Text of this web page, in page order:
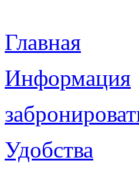
Главная
Информация
Удобства